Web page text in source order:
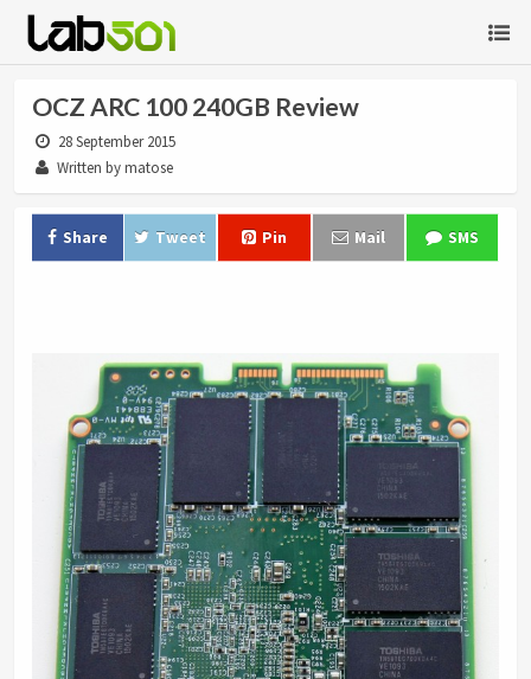
OCZ ARC 100 240GB Review
28 September 2015
Written by matose
Share Tweet Pin Mail SMS